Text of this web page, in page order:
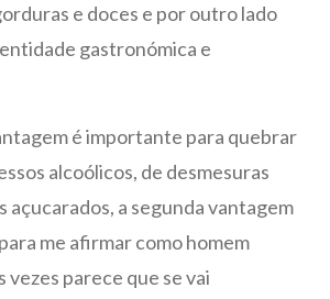
e doces e por outro lado
gastronómica e
é importante para quebrar
alcoólicos, de desmesuras
açucarados, a segunda vantagem
me afirmar como homem
vezes parece que se vai